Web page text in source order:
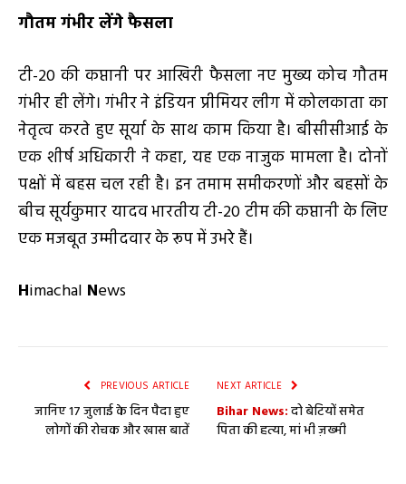
गौतम गंभीर लेंगे फैसला
टी-20 की कप्तानी पर आखिरी फैसला नए मुख्य कोच गौतम
गंभीर ही लेंगे। गंभीर ने इंडियन प्रीमियर लीग में कोलकाता का
नेतृत्व करते हुए सूर्या के साथ काम किया है। बीसीसीआई के
एक शीर्ष अधिकारी ने कहा, यह एक नाजुक मामला है। दोनों
पक्षों में बहस चल रही है। इन तमाम समीकरणों और बहसों के
बीच सूर्यकुमार यादव भारतीय टी-20 टीम की कप्तानी के लिए
एक मजबूत उम्मीदवार के रूप में उभरे हैं।
Himachal News
PREVIOUS ARTICLE
जानिए 17 जुलाई के दिन पैदा हुए
लोगों की रोचक और खास बातें
NEXT ARTICLE
Bihar News:दो बेटियों समेत
पिता की हत्या, मां भी ज़ख्मी